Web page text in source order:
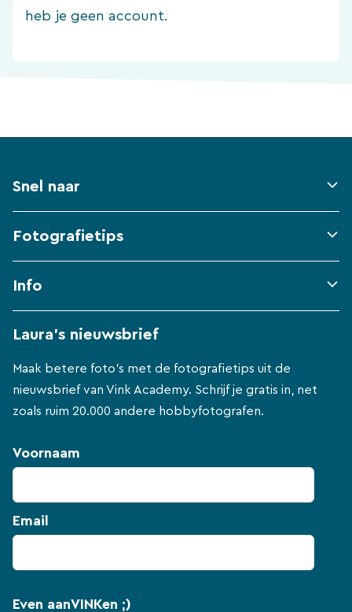
heb je geen account.
Snel naar
Fotografietips
Info
Laura's nieuwsbrief
Maak betere foto's met de fotografietips uit de
nieuwsbrief van Vink Academy. Schrijf je gratis in, net
zoals ruim 20.000 andere hobbyfotografen.
Voornaam
Email
Even aanVINKen ;)